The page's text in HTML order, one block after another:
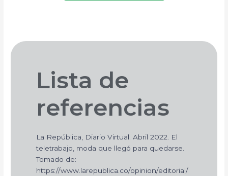
Lista de
referencias
La República, Diario Virtual. Abril 2022. El
teletrabajo, moda que llegó para quedarse.
Tomado de:
https://www.larepublica.co/opinion/editorial/